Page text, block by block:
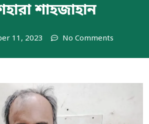
শাহজাহান
11, 2023 No Comments